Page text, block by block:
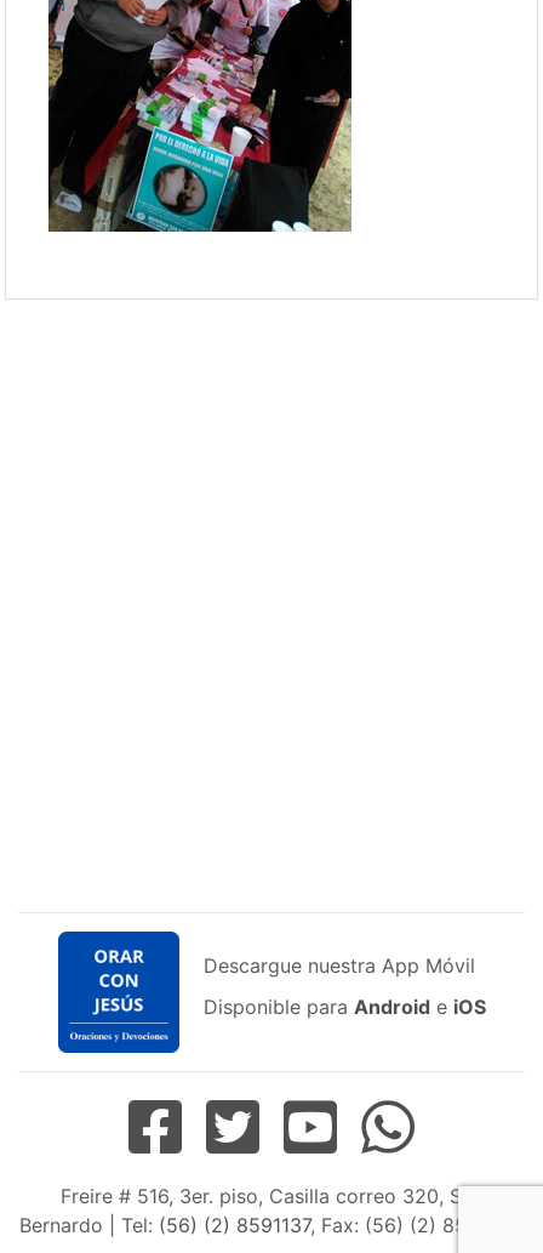
Descargue nuestra App Móvil
Disponible para Android e iOS
Freire # 516, 3er. piso, Casilla correo 320, San
Bernardo | Tel: (56) (2) 8591137, Fax: (56) (2) 8598163